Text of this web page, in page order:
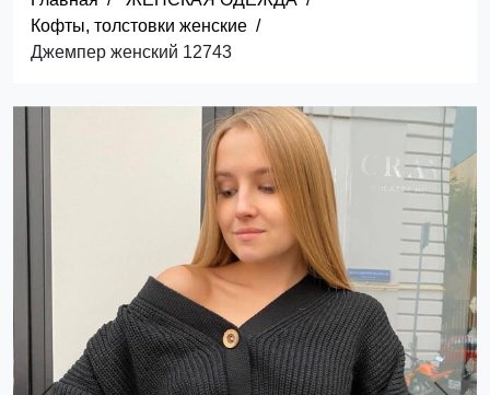
Кофты, толстовки женские
Джемпер женский 12743